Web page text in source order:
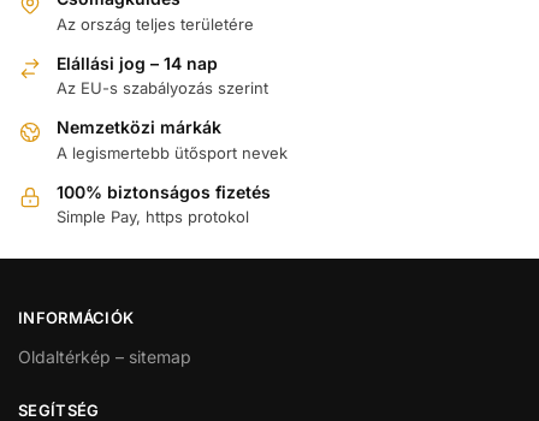
Az ország teljes területére
Elállási jog – 14 nap
Az EU-s szabályozás szerint
Nemzetközi márkák
A legismertebb ütősport nevek
100% biztonságos fizetés
Simple Pay, https protokol
INFORMÁCIÓK
Oldaltérkép – sitemap
SEGÍTSÉG